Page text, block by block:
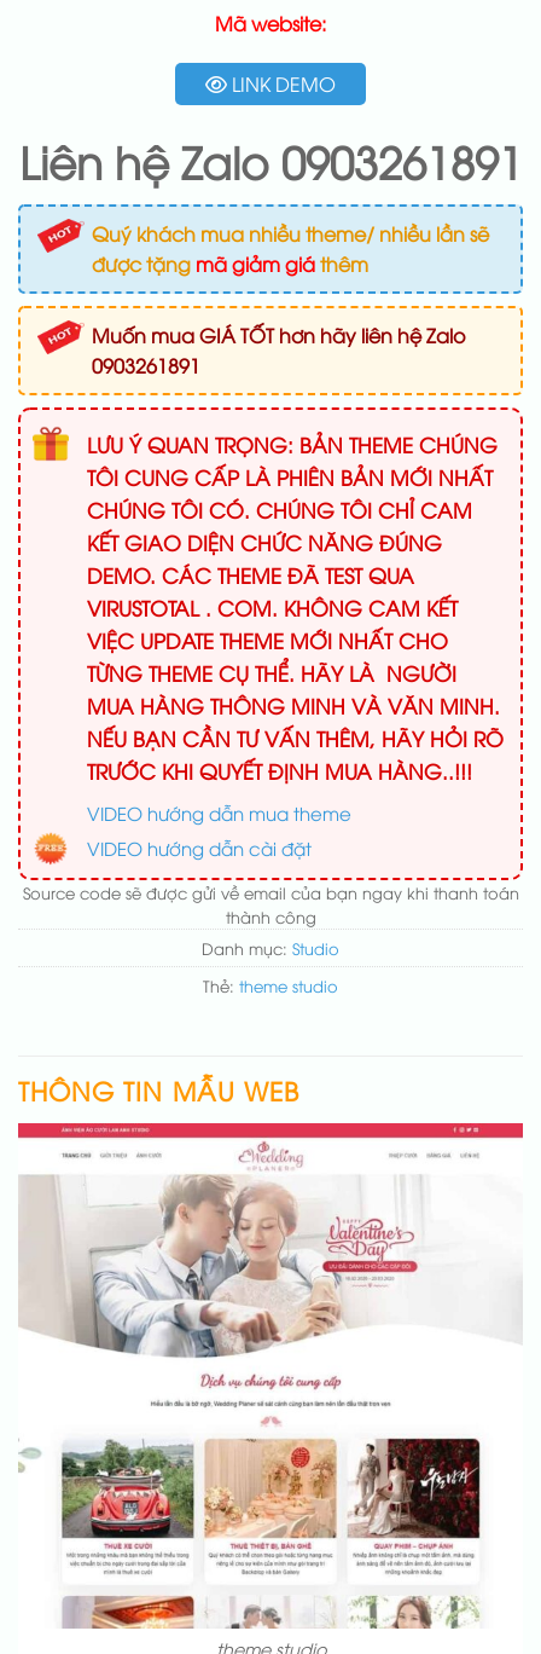
Mã website:
LINK DEMO
Liên hệ Zalo 0903261891
Quý khách mua nhiều theme/ nhiều lần sẽ
được tặng mã giảm giáthêm
Muốn mua GIÁ TỐT hơn hãy liên hệ Zalo
0903261891
LƯU Ý QUAN TRỌNG: BẢN THEME CHÚNG
TÔI CUNG CẤP LÀ PHIÊN BẢN MỚI NHẤT
CHÚNG TÔI CÓ. CHÚNG TÔI CHỈ CAM
KẾT GIAO DIỆN CHỨC NĂNG ĐÚNG
DEMO. CÁC THEME ĐÃ TEST QUA
VIRUSTOTAL . COM. KHÔNG CAM KẾT
VIỆC UPDATE THEME MỚI NHẤT CHO
TỪNG THEME CỤ THỂ. HÃY LÀ NGƯỜI
MUA HÀNG THÔNG MINH VÀ VĂN MINH.
NẾU BẠN CẦN TƯ VẤN THÊM, HÃY HỎI RÕ
TRƯỚC KHI QUYẾT ĐỊNH MUA HÀNG..!!!
VIDEO hướng dẫn mua theme
VIDEO hướng dẫn cài đặt
Source code sẽ được gửi về email của bạn ngay khi thanh toán
thành công
Danh mục: Studio
Thẻ: theme studio
THÔNG TIN MẪU WEB
theme studio